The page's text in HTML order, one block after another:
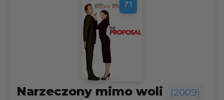
7.1
Narzeczony mimo woli (2009)